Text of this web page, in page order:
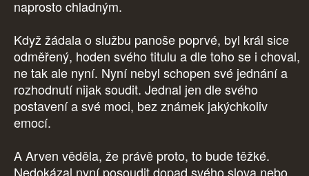
naprosto chladným.
Když žádala o službu panoše poprvé, byl král sice
odměřený, hoden svého titulu a dle toho se i choval,
ne tak ale nyní. Nyní nebyl schopen své jednání a
rozhodnutí nijak soudit. Jednal jen dle svého
postavení a své moci, bez známek jakýchkoliv
emocí.
A Arven věděla, že právě proto, to bude těžké.
Nedokázal nyní posoudit dopad svého slova nebo